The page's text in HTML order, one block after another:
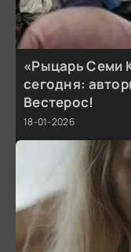
«Рыцарь Семи
сегодня:
Вестерос!
18-01-2026